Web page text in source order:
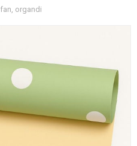
organdi